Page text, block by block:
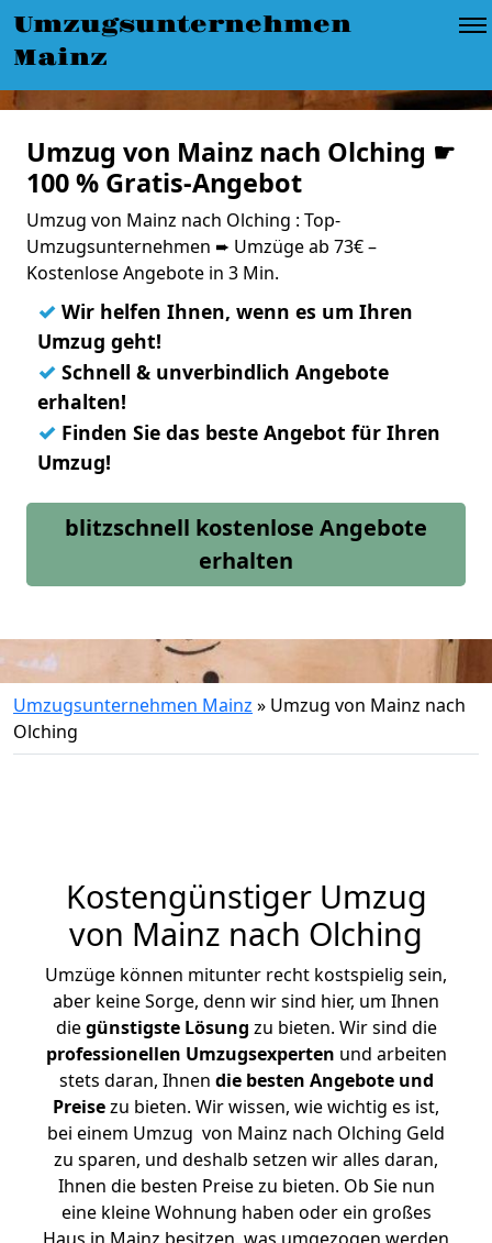
Umzugsunternehmen
Mainz
Umzug von Mainz nach Olching ☛
100 % Gratis-Angebot
Umzug von Mainz nach Olching : Top-
Umzugsunternehmen ➨ Umzüge ab 73€ –
Kostenlose Angebote in 3 Min.
✓ Wir helfen Ihnen, wenn es um Ihren
Umzug geht!
✓ Schnell & unverbindlich Angebote
erhalten!
✓ Finden Sie das beste Angebot für Ihren
Umzug!
blitzschnell kostenlose Angebote
erhalten
Umzugsunternehmen Mainz » Umzug von Mainz nach
Olching
Kostengünstiger Umzug
von Mainz nach Olching
Umzüge können mitunter recht kostspielig sein,
aber keine Sorge, denn wir sind hier, um Ihnen
diegünstigste Lösung zu bieten. Wir sind die
professionellen Umzugsexperten und arbeiten
stets daran, Ihnen die besten Angebote und
Preisezu bieten. Wir wissen, wie wichtig es ist,
bei einem Umzug von Mainz nach Olching Geld
zu sparen, und deshalb setzen wir alles daran,
Ihnen die besten Preise zu bieten. Ob Sie nun
eine kleine Wohnung haben oder ein großes